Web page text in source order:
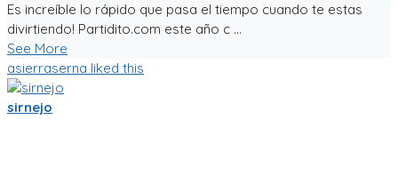
Es increíble lo rápido que pasa el tiempo cuando te estas
divirtiendo! Partidito.com este año c ...
See More
asierraserna liked this
sirnejo